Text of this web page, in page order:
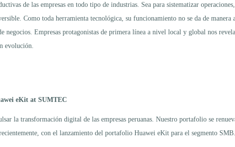
de las empresas en todo tipo de industrias. Sea para sistematizar
Como toda herramienta tecnológica, su funcionamiento no se da de manera
Empresas protagonistas de primera línea a nivel local y global nos
evolución.
eKit at SUMTEC
la transformación digital de las empresas peruanas. Nuestro portafolio se
con el lanzamiento del portafolio Huawei eKit para el segmento SMB.